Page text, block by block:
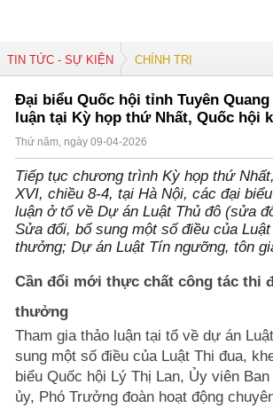
TIN TỨC - SỰ KIỆN CHÍNH TRỊ
Đại biểu Quốc hội tỉnh Tuyên
luận tại Kỳ họp thứ Nhất, Quốc hội
Thứ năm, ngày 09-04-2026
Tiếp tục chương trình Kỳ họp thứ
XVI, chiều 8-4, tại Hà Nội, các đại
luận ở tổ về Dự án Luật Thủ đô (sửa
Sửa đổi, bổ sung một số điều của
thưởng; Dự án Luật Tín ngưỡng, tôn
Cần đổi mới thực chất công tác thi
thưởng
Tham gia thảo luận tại tổ về dự án
sung một số điều của Luật Thi đua,
biểu Quốc hội Lý Thị Lan, Ủy viên
ủy, Phó Trưởng đoàn hoạt động